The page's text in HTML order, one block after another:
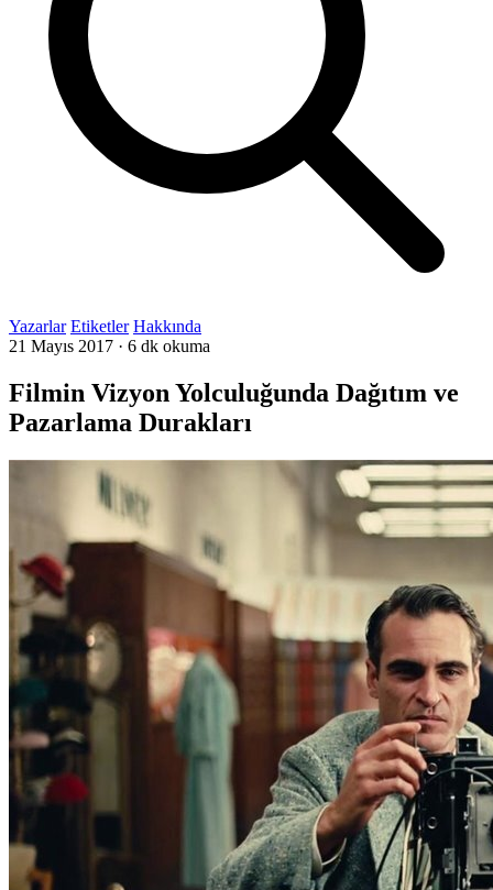
Yazarlar Etiketler Hakkında
21 Mayıs 2017 · 6 dk okuma
Filmin Vizyon Yolculuğunda Dağıtım ve
Pazarlama Durakları